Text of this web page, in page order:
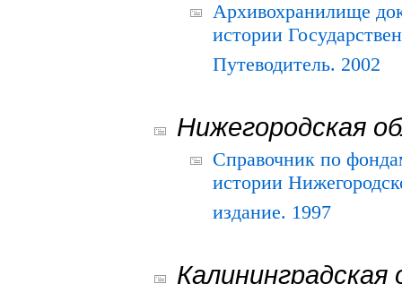
Архивохранилище
истории
Путеводитель. 2002
Нижегородская
Справочник по
истории
издание. 1997
Калининградская